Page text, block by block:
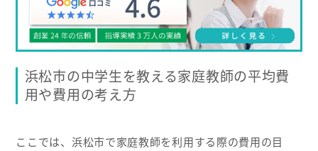
浜松市の中学生を教える家庭教師の平均費
用や費用の考え方
ここでは、浜松市で家庭教師を利用する際の費用の目